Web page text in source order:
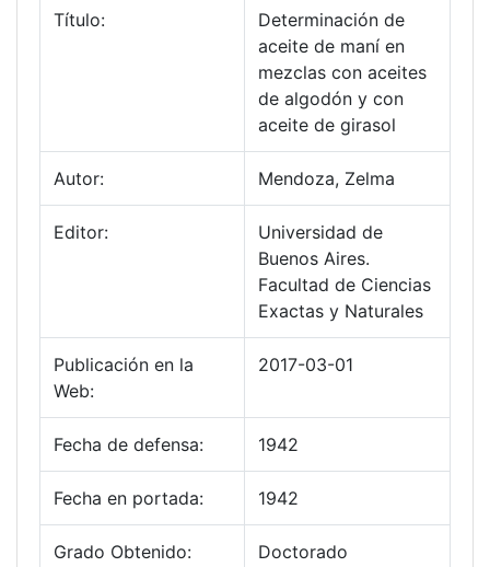
Título:
Determinación de
aceite de maní en
mezclas con aceites
de algodón y con
aceite de girasol
Autor: Mendoza, Zelma
Editor:
Universidad de
Buenos Aires.
Facultad de Ciencias
Exactas y Naturales
Publicación en la
Web:
2017-03-01
Fecha de defensa: 1942
Fecha en portada: 1942
Grado Obtenido: Doctorado